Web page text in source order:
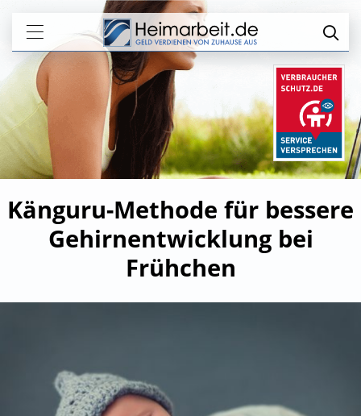
Känguru-Methode für bessere
Gehirnentwicklung bei
Frühchen